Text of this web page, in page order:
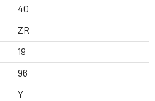
40
ZR
19
96
Y